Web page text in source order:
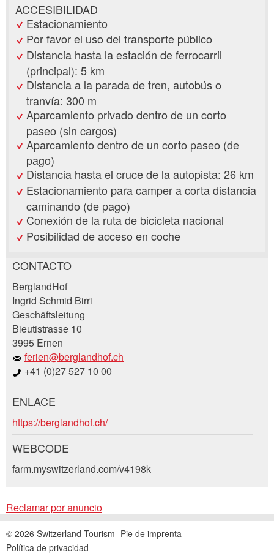
ACCESIBILIDAD
Estacionamiento
Por favor el uso del transporte público
Distancia hasta la estación de ferrocarril
(principal): 5 km
Distancia a la parada de tren, autobús o
tranvía: 300 m
Aparcamiento privado dentro de un corto
paseo (sin cargos)
Aparcamiento dentro de un corto paseo (de
pago)
Distancia hasta el cruce de la autopista: 26 km
Estacionamiento para camper a corta distancia
caminando (de pago)
Conexión de la ruta de bicicleta nacional
Posibilidad de acceso en coche
Reclamar por anuncio
Su regeneración es muy apreciada!
Comentarios generales
Entrada no válida
Entrada incompleta
Nachricht
Recomiende este anuncio a sus amigos.
* Entrada obligatoria
Cerrar
CONTACTO
BerglandHof
Ingrid Schmid Birri
Geschäftsleitung
Bieutistrasse 10
3995 Ernen
ferien@berglandhof.ch
+41 (0)27 527 10 00
Solicitud de reserva
Llegada *
lu ma mi ju vi sá
do
27
28
AGOSTO 2026
lu ma
ENLACE
https://berglandhof.ch/
WEBCODE
farm.myswitzerland.com/v4198k
Reclamar por anuncio
© 2026 Switzerland Tourism Pie de imprenta
Política de privacidad